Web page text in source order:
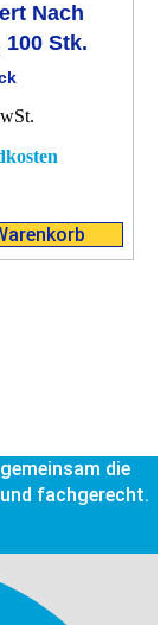
Nach
100 Stk.
die
fachgerecht.